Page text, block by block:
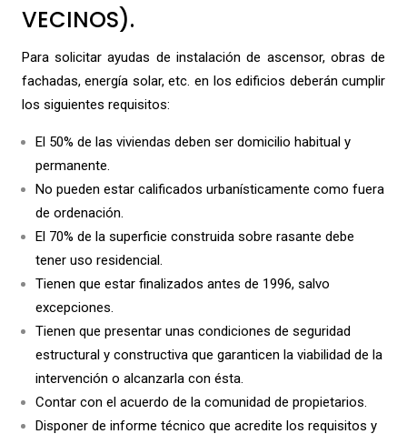
VECINOS).
Para solicitar ayudas de instalación de ascensor, obras de
fachadas, energía solar, etc. en los edificios deberán cumplir
los siguientes requisitos:
El 50% de las viviendas deben ser domicilio habitual y
permanente.
No pueden estar calificados urbanísticamente como fuera
de ordenación.
El 70% de la superficie construida sobre rasante debe
tener uso residencial.
Tienen que estar finalizados antes de 1996, salvo
excepciones.
Tienen que presentar unas condiciones de seguridad
estructural y constructiva que garanticen la viabilidad de la
intervención o alcanzarla con ésta.
Contar con el acuerdo de la comunidad de propietarios.
Disponer de informe técnico que acredite los requisitos y